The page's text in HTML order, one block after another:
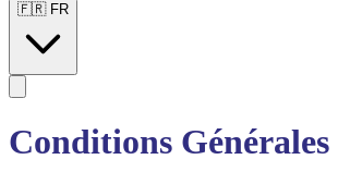
🇫🇷 FR
Conditions Générales